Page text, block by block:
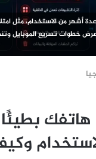
أشهر من الاستخدام، مثل
عرض خطوات تسريع الموبايل
هاتفك